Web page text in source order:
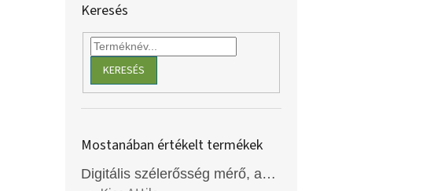
Keresés
KERESÉS
Mostanában értékelt termékek
Digitális szélerősség mérő, anemométer, EM2250